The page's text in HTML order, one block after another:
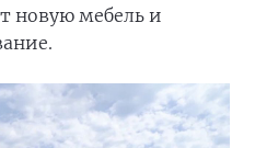
новую мебель и